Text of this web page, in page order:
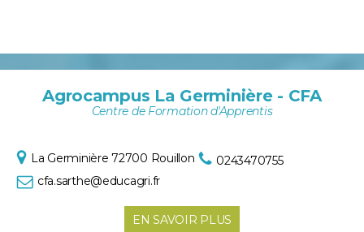
Agrocampus La Germinière - CFA
Centre de Formation d'Apprentis
La Germinière 72700 Rouillon
0243470755
cfa.sarthe@educagri.fr
EN SAVOIR PLUS